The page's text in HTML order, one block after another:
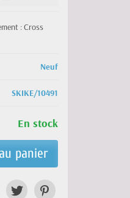
: Cross
Neuf
SKIKE/10491
En stock
panier